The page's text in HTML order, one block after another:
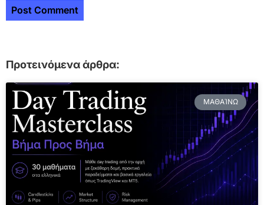
Προτεινόμενα άρθρα:
ΜΑΘΑΊΝΩ